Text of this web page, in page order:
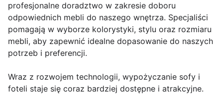
profesjonalne doradztwo w zakresie doboru
odpowiednich mebli do naszego wnętrza. Specjaliści
pomagają w wyborze kolorystyki, stylu oraz rozmiaru
mebli, aby zapewnić idealne dopasowanie do naszych
potrzeb i preferencji.
Wraz z rozwojem technologii, wypożyczanie sofy i
foteli staje się coraz bardziej dostępne i atrakcyjne.